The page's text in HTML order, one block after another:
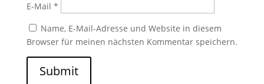
E-Mail *
Name, E-Mail-Adresse und Website in diesem
Browser für meinen nächsten Kommentar speichern.
Submit